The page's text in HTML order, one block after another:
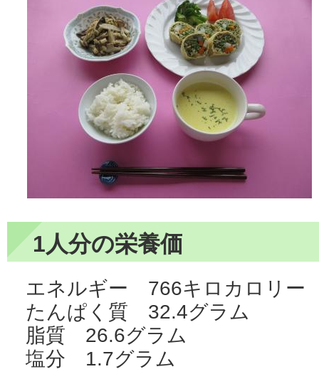
1人分の栄養価
エネルギー 766キロカロリー
たんぱく質 32.4グラム
脂質 26.6グラム
塩分 1.7グラム